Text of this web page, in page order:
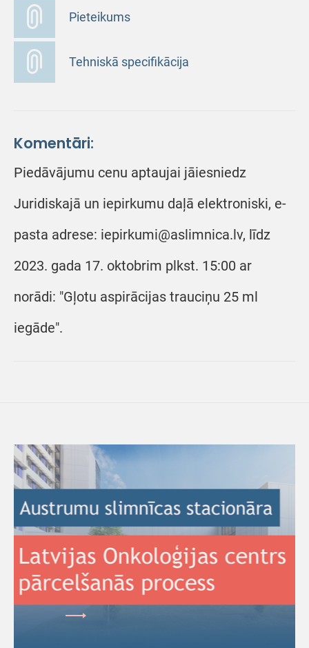
Pieteikums
Tehniskā specifikācija
Komentāri:
Piedāvājumu cenu aptaujai jāiesniedz
Juridiskajā un iepirkumu daļā elektroniski, e-
pasta adrese: iepirkumi@aslimnica.lv, līdz
2023. gada 17. oktobrim plkst. 15:00 ar
norādi: "Gļotu aspirācijas trauciņu 25 ml
iegāde".